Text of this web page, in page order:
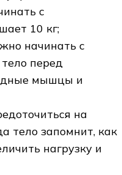
с
10 кг;
начинать с
перед
мышцы и
на
тело запомнит, как
нагрузку и